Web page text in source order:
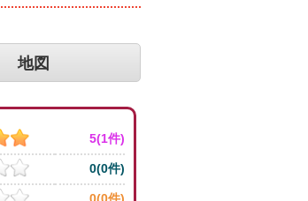
地図
5(1件)
0(0件)
0(0件)